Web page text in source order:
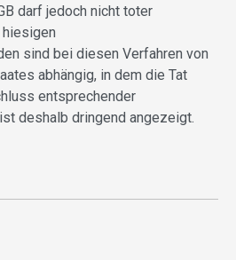
darf jedoch nicht toter
sind bei diesen Verfahren von
abhängig, in dem die Tat
entsprechender
deshalb dringend angezeigt.